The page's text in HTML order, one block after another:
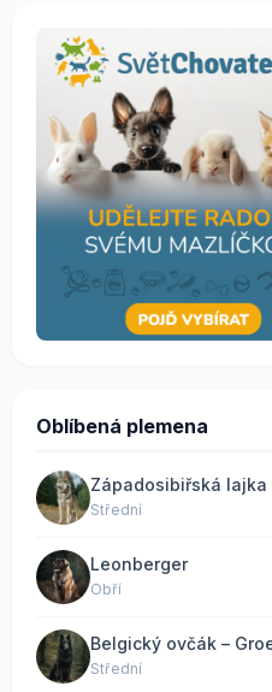
Oblíbená plemena
Západosibiřská lajka
Střední
Leonberger
Obří
Belgický ovčák –
Střední